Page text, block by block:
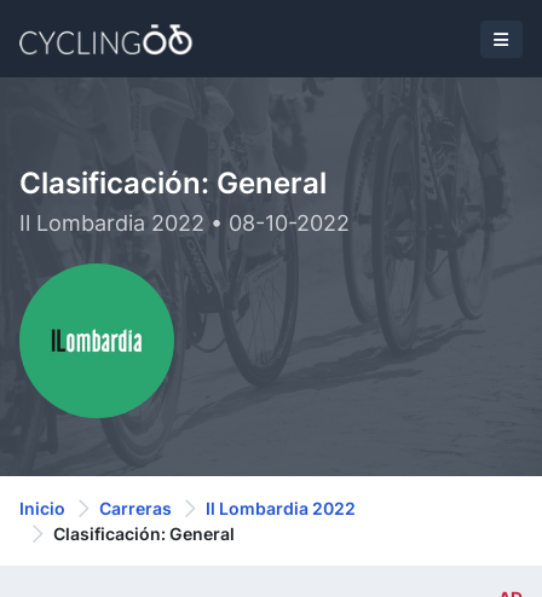
Clasificación: General
Il Lombardia 2022 • 08-10-2022
Inicio Carreras
Il Lombardia 2022
Clasificación: General